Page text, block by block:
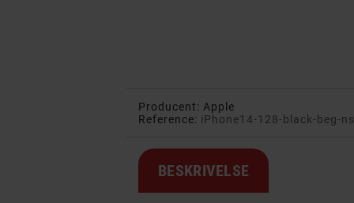
Producent: Apple
Reference: iPhone14-128-black-beg-ns
BESKRIVELSE